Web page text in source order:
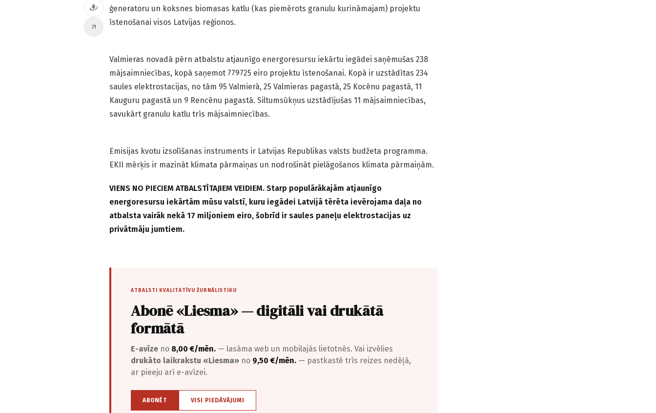
ģeneratoru un koksnes biomasas katlu (kas piemērots granulu kurināmajam) projektu
īstenošanai visos Latvijas reģionos.
Valmieras novadā pērn atbalstu atjaunīgo energoresursu iekārtu iegādei saņēmušas 238
mājsaimniecības, kopā saņemot 779725 eiro projektu īstenošanai. Kopā ir uzstādītas 234
saules elektrostacijas, no tām 95 Valmierā, 25 Valmieras pagastā, 25 Kocēnu pagastā, 11
Kauguru pagastā un 9 Rencēnu pagastā. Siltumsūkņus uzstādījušas 11 mājsaimniecības,
savukārt granulu katlu trīs mājsaimniecības.
Emisijas kvotu izsolīšanas instruments ir Latvijas Republikas valsts budžeta programma.
EKII mērķis ir mazināt klimata pārmaiņas un nodrošināt pielāgošanos klimata pārmaiņām.
VIENS NO PIECIEM ATBALSTĪTAJIEM VEIDIEM. Starp populārākajām atjaunīgo
energoresursu iekārtām mūsu valstī, kuru iegādei Latvijā tērēta ievērojama daļa no
atbalsta vairāk nekā 17 miljoniem eiro, šobrīd ir saules paneļu elektrostacijas uz
privātmāju jumtiem.
ATBALSTI KVALITATĪVU ŽURNĀLISTIKU
Abonē «Liesma» — digitāli vai drukātā
formātā
E-avīze no 8,00 €/mēn. — lasāma web un mobilajās lietotnēs. Vai izvēlies
drukāto laikrakstu «Liesma» no 9,50 €/mēn. — pastkastē trīs reizes nedēļā,
ar pieeju arī e-avīzei.
ABONĒT VISI PIEDĀVĀJUMI